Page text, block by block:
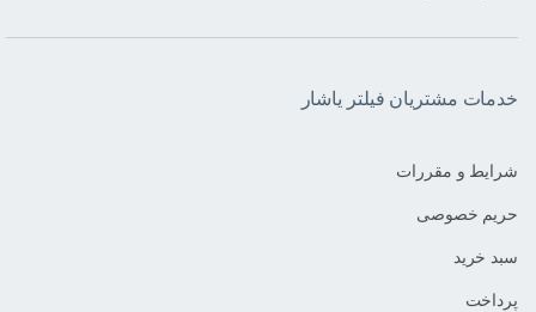
خدمات مشتریان فیلتر یاشار
شرایط و مقررات
حریم خصوصی
سبد خرید
پرداخت